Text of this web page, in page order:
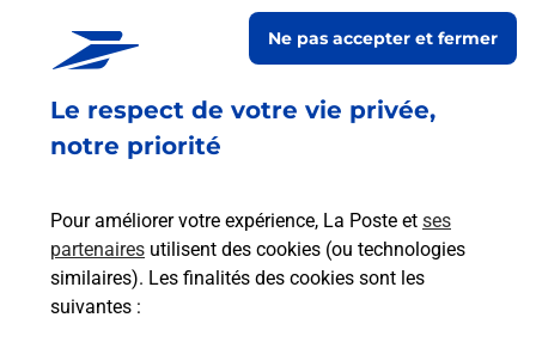
Le respect de votre vie privée,
notre priorité
Pour améliorer votre expérience, La Poste et ses
partenaires utilisent des cookies (ou technologies
similaires). Les finalités des cookies sont les
suivantes :
Ne pas accepter et fermer
Malin !
La Poste
en ligne